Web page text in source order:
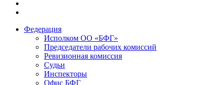
Федерация
Исполком ОО «БФГ»
Председатели рабочих комиссий
Ревизионная комиссия
Судьи
Инспекторы
Офис БФГ